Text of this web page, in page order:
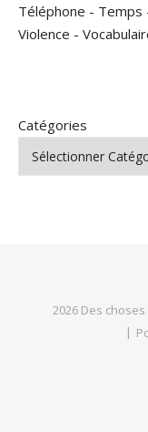
Téléphone - Temps
Violence -
Catégories
2026 Des